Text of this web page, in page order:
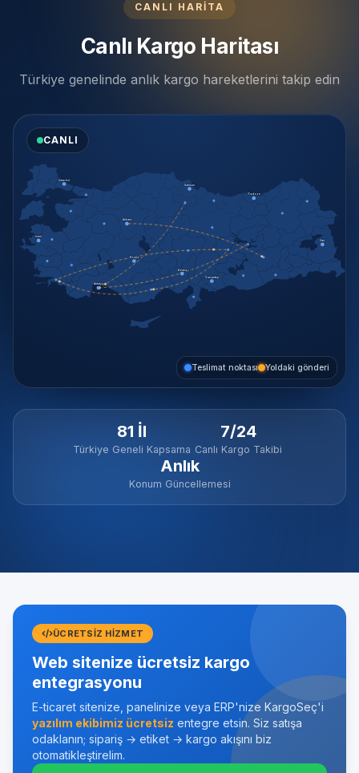
CANLI HARİTA
Canlı Kargo Haritası
Türkiye genelinde anlık kargo hareketlerini takip edin
CANLI
İstanbul
Ankara
İzmir
Adana
Antalya
Samsun
Trabzon
Gaziantep
Van
Konya
Teslimat noktası Yoldaki gönderi
81 İl
Türkiye Geneli Kapsama
7/24
Canlı Kargo Takibi
Anlık
Konum Güncellemesi
ÜCRETSIZ HIZMET
Web sitenize ücretsiz kargo
entegrasyonu
E-ticaret sitenize, panelinize veya ERP'nize KargoSeç'i
yazılım ekibimiz ücretsiz entegre etsin. Siz satışa
odaklanın; sipariş → etiket → kargo akışını biz
otomatikleştirelim.